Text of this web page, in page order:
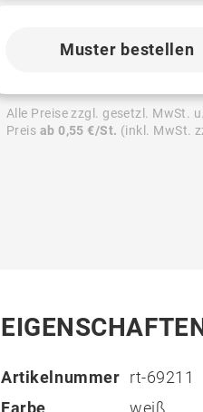
Muster bestellen
Alle Preise zzgl. gesetzl. MwSt.
Preis ab 0,55 €/St. (inkl. MwSt.
Artikelnummer rt-69211
Farbe
weiß